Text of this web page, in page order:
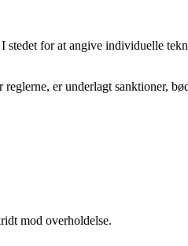
for at angive individuelle
er underlagt sanktioner,
mod overholdelse.